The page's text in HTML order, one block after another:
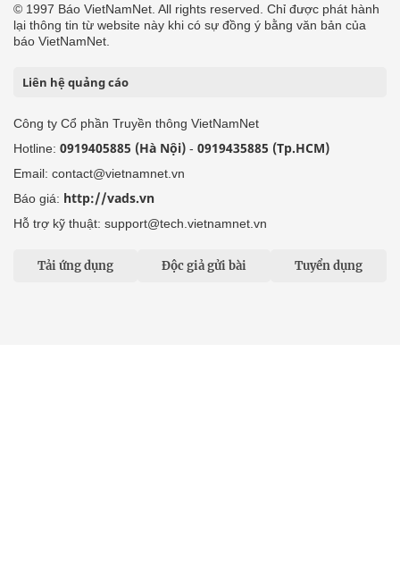
© 1997 Báo VietNamNet. All rights reserved. Chỉ được phát hành
lại thông tin từ website này khi có sự đồng ý bằng văn bản của
báo VietNamNet.
Liên hệ quảng cáo
Công ty Cổ phần Truyền thông VietNamNet
Hotline: 0919405885 (Hà Nội) - 0919435885 (Tp.HCM)
Email: contact@vietnamnet.vn
Báo giá: http://vads.vn
Hỗ trợ kỹ thuật: support@tech.vietnamnet.vn
Tải ứng dụng Độc giả gửi bài Tuyển dụng